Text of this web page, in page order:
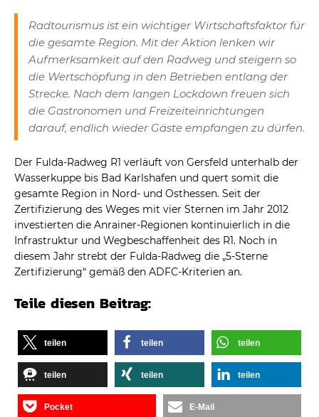
Radtourismus ist ein wichtiger Wirtschaftsfaktor für
die gesamte Region. Mit der Aktion lenken wir
Aufmerksamkeit auf den Radweg und steigern so
die Wertschöpfung in den Betrieben entlang der
Strecke. Nach dem langen Lockdown freuen sich
die Gastronomen und Freizeiteinrichtungen
darauf, endlich wieder Gäste empfangen zu dürfen.
Der Fulda-Radweg R1 verläuft von Gersfeld unterhalb der
Wasserkuppe bis Bad Karlshafen und quert somit die
gesamte Region in Nord- und Osthessen. Seit der
Zertifizierung des Weges mit vier Sternen im Jahr 2012
investierten die Anrainer-Regionen kontinuierlich in die
Infrastruktur und Wegbeschaffenheit des R1. Noch in
diesem Jahr strebt der Fulda-Radweg die „5-Sterne
Zertifizierung“ gemäß den ADFC-Kriterien an.
Teile diesen Beitrag:
teilen teilen teilen
teilen teilen teilen
Pocket E-Mail